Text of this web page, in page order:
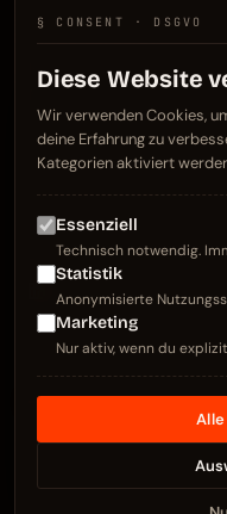
STANDORT
Kelsterbach, DE
N 50.0667° E
Frankfurt / Rhein-Main
info@webweezl.de
+49 176 3437 5223
LinkedIn
DE / EN
↑
§ CONSENT · DSGVO
Diese Website
Wir verwenden Cookies,
deine Erfahrung zu
Kategorien aktiviert
Essenziell
Technisch notwendig.
Statistik
Anonymisierte
Marketing
Nur aktiv, wenn du